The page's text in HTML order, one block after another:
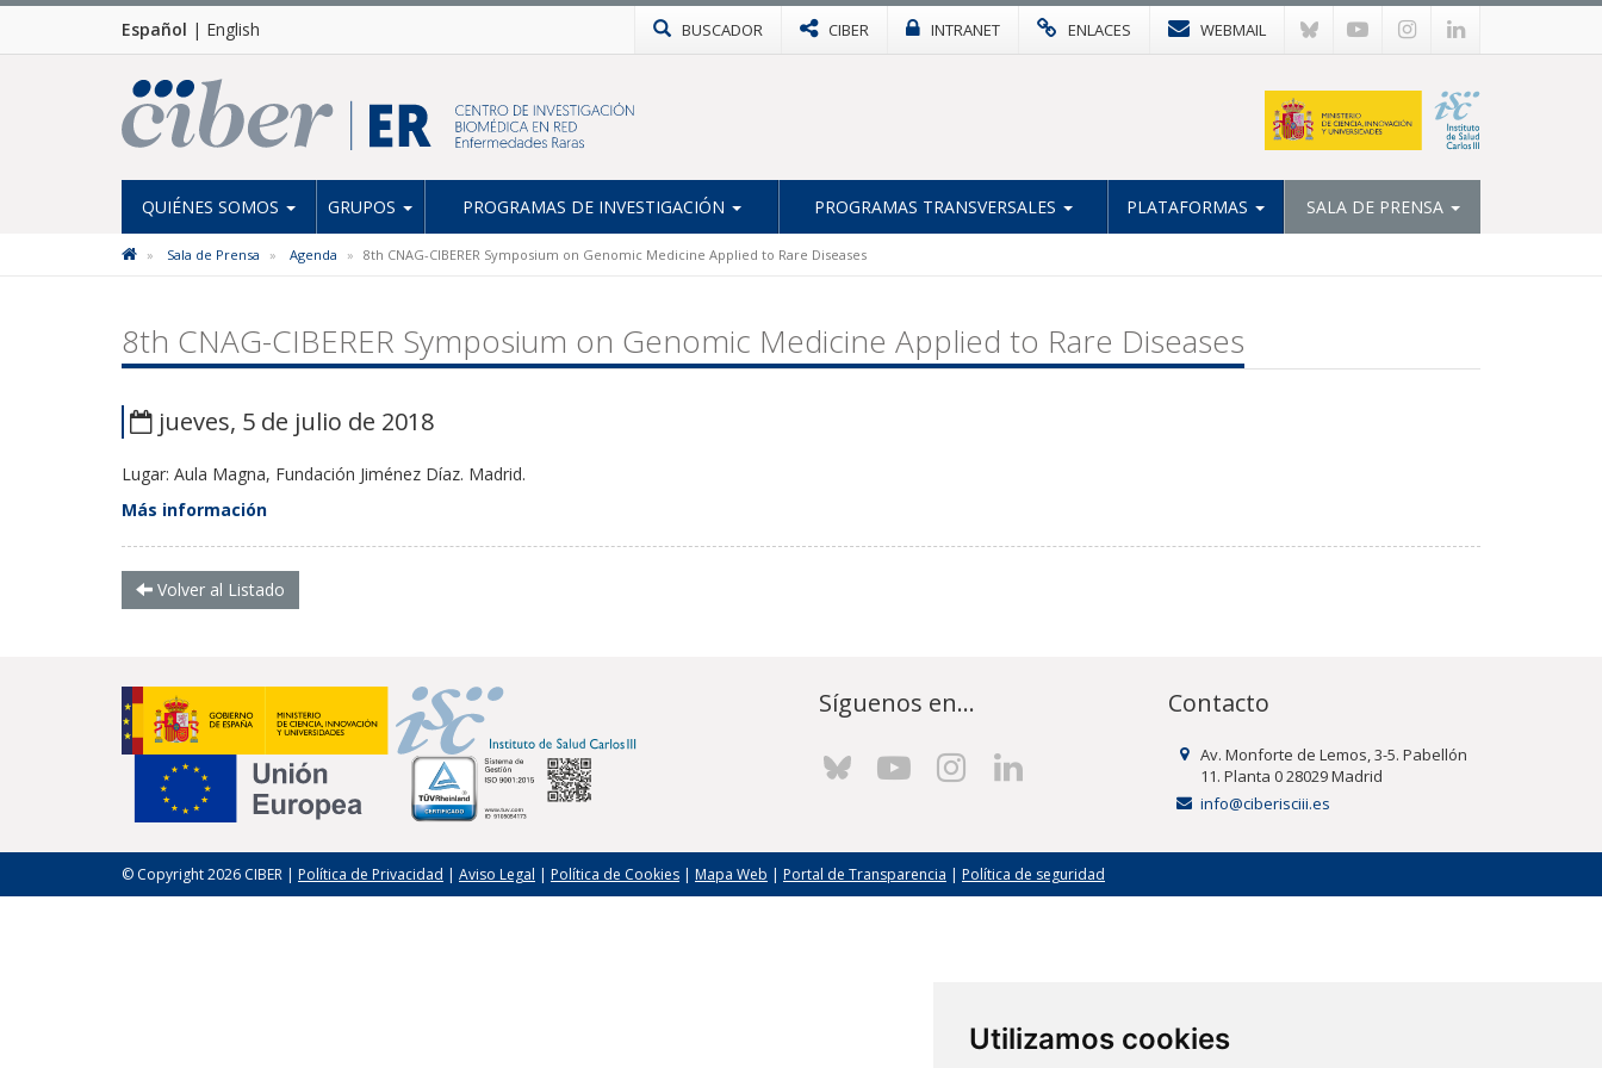
Utilizamos cookies
Español | English BUSCADOR CIBER INTRANET ENLACES WEBMAIL
QUIÉNES SOMOS GRUPOS PROGRAMAS DE INVESTIGACIÓN PROGRAMAS TRANSVERSALES PLATAFORMAS SALA DE PRENSA
Sala de Prensa Agenda 8th CNAG-CIBERER Symposium on Genomic Medicine Applied to Rare Diseases
8th CNAG-CIBERER Symposium on Genomic Medicine Applied to Rare Diseases
jueves, 5 de julio de 2018
Lugar: Aula Magna, Fundación Jiménez Díaz. Madrid.
Más información
Volver al Listado
Síguenos en... Contacto
Av. Monforte de Lemos, 3-5. Pabellón
11. Planta 0 28029 Madrid
info@ciberisciii.es
© Copyright 2026 CIBER | Política de Privacidad | Aviso Legal | Política de Cookies | Mapa Web | Portal de Transparencia | Política de seguridad